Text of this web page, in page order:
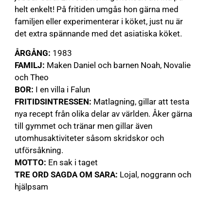
helt enkelt! På fritiden umgås hon gärna med
familjen eller experimenterar i köket, just nu är
det extra spännande med det asiatiska köket.
ÅRGÅNG: 1983
FAMILJ: Maken Daniel och barnen Noah, Novalie
och Theo
BOR: I en villa i Falun
FRITIDSINTRESSEN: Matlagning, gillar att testa
nya recept från olika delar av världen. Åker gärna
till gymmet och tränar men gillar även
utomhusaktiviteter såsom skridskor och
utförsåkning.
MOTTO: En sak i taget
TRE ORD SAGDA OM SARA: Lojal, noggrann och
hjälpsam